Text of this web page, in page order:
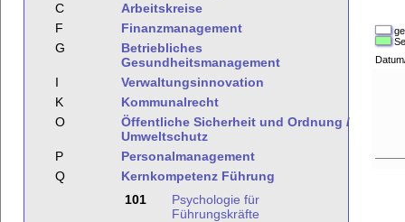
C
Arbeitskreise
F
Finanzmanagement
G
Betriebliches
Gesundheitsmanagement
I
Verwaltungsinnovation
K
Kommunalrecht
O
Öffentliche Sicherheit und Ordnung /
Umweltschutz
P
Personalmanagement
Q
Kernkompetenz Führung
101
Psychologie für
Führungskräfte